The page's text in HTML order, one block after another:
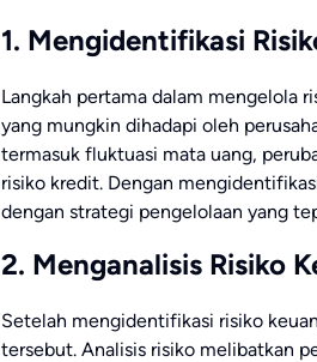
1. Mengidentifikasi
Langkah pertama dalam mengelola
yang mungkin dihadapi oleh
termasuk fluktuasi mata uang,
risiko kredit. Dengan
dengan strategi pengelolaan yang
2. Menganalisis Risiko
Setelah mengidentifikasi risiko
tersebut. Analisis risiko melibatkan